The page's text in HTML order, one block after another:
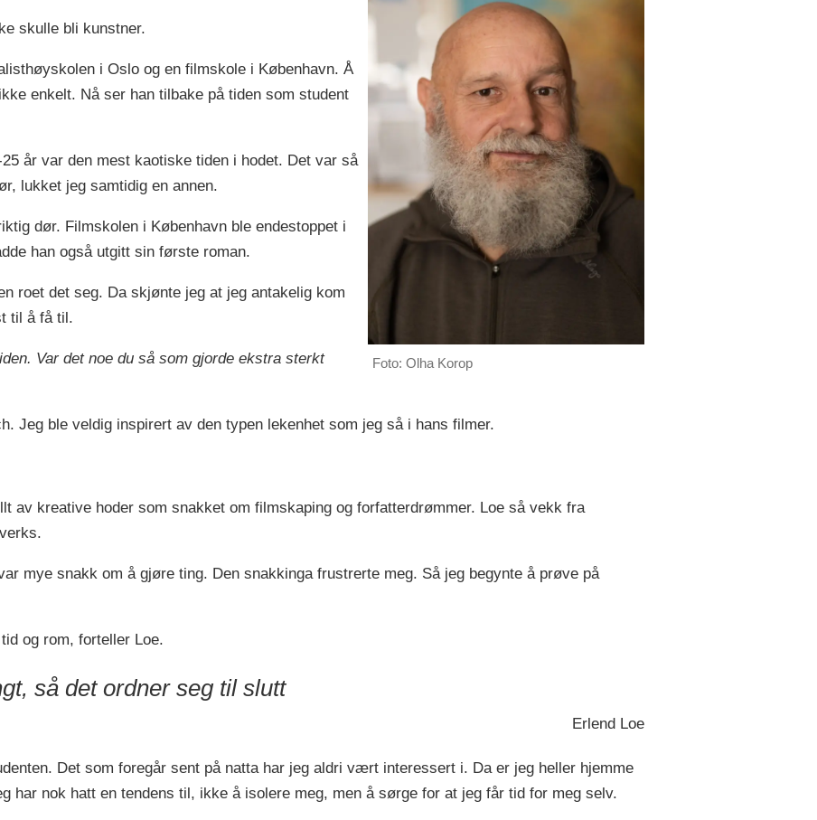
Foto: Olha Korop
skulle bli kunstner.
i Oslo og en filmskole i København. Å
enkelt. Nå ser han tilbake på tiden som student
år var den mest kaotiske tiden i hodet. Det var så
lukket jeg samtidig en annen.
dør. Filmskolen i København ble endestoppet i
han også utgitt sin første roman.
roet det seg. Da skjønte jeg at jeg antakelig kom
til å få til.
Var det noe du så som gjorde ekstra sterkt
Jeg ble veldig inspirert av den typen lekenhet som jeg så i hans filmer.
av kreative hoder som snakket om filmskaping og forfatterdrømmer. Loe så vekk fra
mye snakk om å gjøre ting. Den snakkinga frustrerte meg. Så jeg begynte å prøve på
og rom, forteller Loe.
så det ordner seg til slutt
Erlend Loe
Det som foregår sent på natta har jeg aldri vært interessert i. Da er jeg heller hjemme
har nok hatt en tendens til, ikke å isolere meg, men å sørge for at jeg får tid for meg selv.